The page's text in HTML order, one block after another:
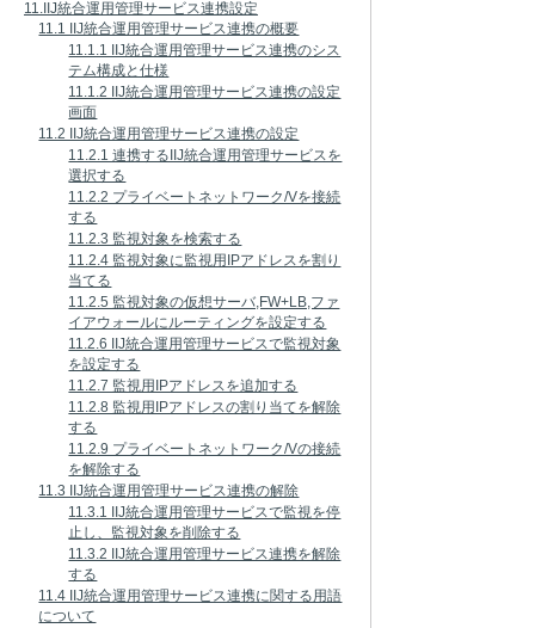
11.IIJ統合運用管理サービス連携設定
11.1 IIJ統合運用管理サービス連携の概要
11.1.1 IIJ統合運用管理サービス連携のシス
テム構成と仕様
11.1.2 IIJ統合運用管理サービス連携の設定
画面
11.2 IIJ統合運用管理サービス連携の設定
11.2.1 連携するIIJ統合運用管理サービスを
選択する
11.2.2 プライベートネットワーク/Vを接続
する
11.2.3 監視対象を検索する
11.2.4 監視対象に監視用IPアドレスを割り
当てる
11.2.5 監視対象の仮想サーバ,FW+LB,ファ
イアウォールにルーティングを設定する
11.2.6 IIJ統合運用管理サービスで監視対象
を設定する
11.2.7 監視用IPアドレスを追加する
11.2.8 監視用IPアドレスの割り当てを解除
する
11.2.9 プライベートネットワーク/Vの接続
を解除する
11.3 IIJ統合運用管理サービス連携の解除
11.3.1 IIJ統合運用管理サービスで監視を停
止し、監視対象を削除する
11.3.2 IIJ統合運用管理サービス連携を解除
する
11.4 IIJ統合運用管理サービス連携に関する用語
について